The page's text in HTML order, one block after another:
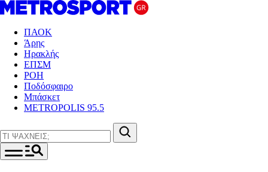
ΠΑΟΚ
Άρης
Ηρακλής
ΕΠΣΜ
ΡΟΗ
Ποδόσφαιρο
Μπάσκετ
METROPOLIS 95.5